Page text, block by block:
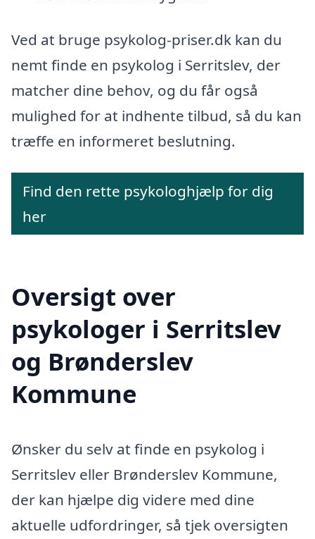
Ved at bruge psykolog-priser.dk kan du
nemt finde en psykolog i Serritslev, der
matcher dine behov, og du får også
mulighed for at indhente tilbud, så du kan
træffe en informeret beslutning.
Find den rette psykologhjælp for dig
her
Oversigt over
psykologer i Serritslev
og Brønderslev
Kommune
Ønsker du selv at finde en psykolog i
Serritslev eller Brønderslev Kommune,
der kan hjælpe dig videre med dine
aktuelle udfordringer, så tjek oversigten